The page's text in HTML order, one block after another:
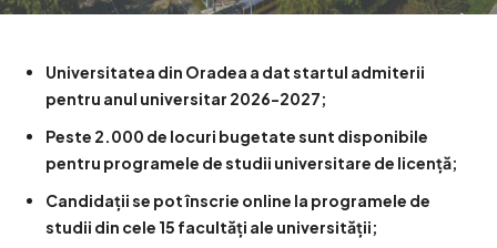
Universitatea din Oradea a dat startul admiterii
pentru anul universitar 2026-2027;
Peste 2.000 de locuri bugetate sunt disponibile
pentru programele de studii universitare de licență;
Candidații se pot înscrie online la programele de
studii din cele 15 facultăți ale universității;